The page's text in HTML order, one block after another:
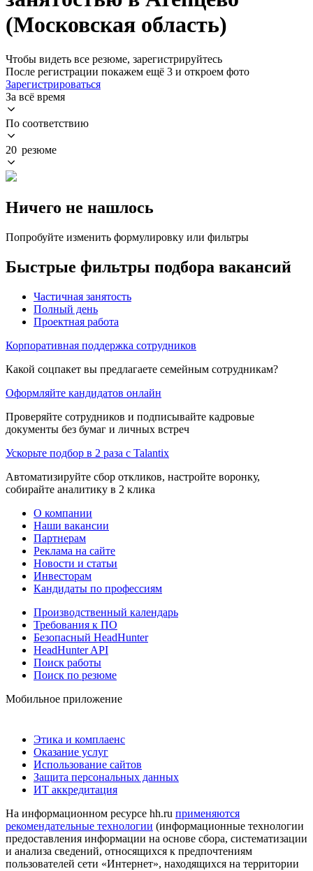
(Московская область)
Чтобы видеть все резюме, зарегистрируйтесь
После регистрации покажем ещё 3 и откроем фото
Зарегистрироваться
За всё время
По соответствию
20 резюме
Ничего не нашлось
Попробуйте изменить формулировку или фильтры
Быстрые фильтры подбора вакансий
Частичная занятость
Полный день
Проектная работа
Корпоративная поддержка сотрудников
Какой соцпакет вы предлагаете семейным сотрудникам?
Оформляйте кандидатов онлайн
Проверяйте сотрудников и подписывайте кадровые
документы без бумаг и личных встреч
Ускорьте подбор в 2 раза с Talantix
Автоматизируйте сбор откликов, настройте воронку,
собирайте аналитику в 2 клика
О компании
Наши вакансии
Партнерам
Реклама на сайте
Новости и статьи
Инвесторам
Кандидаты по профессиям
Производственный календарь
Требования к ПО
Безопасный HeadHunter
HeadHunter API
Поиск работы
Поиск по резюме
Мобильное приложение
Этика и комплаенс
Оказание услуг
Использование сайтов
Защита персональных данных
ИТ аккредитация
На информационном ресурсе hh.ru применяются
рекомендательные технологии (информационные технологии
предоставления информации на основе сбора, систематизации
и анализа сведений, относящихся к предпочтениям
пользователей сети «Интернет», находящихся на территории